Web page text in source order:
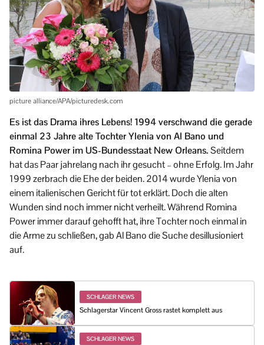
picture alliance/APA/picturedesk.com
Es ist das Drama ihres Lebens! 1994 verschwand die gerade
einmal 23 Jahre alte Tochter Ylenia von Al Bano und
Romina Power im US-Bundesstaat New Orleans.Seitdem
hat das Paar jahrelang nach ihr gesucht – ohne Erfolg. Im Jahr
1999 zerbrach die Ehe der beiden. 2014 wurde Ylenia von
einem italienischen Gericht für tot erklärt. Doch die alten
Wunden sind noch immer nicht verheilt. Während Romina
Power immer darauf gehofft hat, ihre Tochter noch einmal in
die Arme zu schließen, gab Al Bano die Suche desillusioniert
auf.
SCHLAGER NEWS
Schlagerstar Vincent Gross rastet komplett aus
SCHLAGER NEWS